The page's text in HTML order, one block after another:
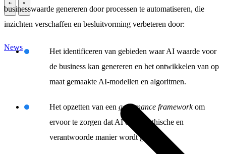
\ \
News
businesswaarde genereren door processen te automatiseren, die
inzichten verschaffen en besluitvorming verbeteren door:
Het identificeren van gebieden waar AI waarde voor
de business kan genereren en het ontwikkelen van op
maat gemaakte AI-modellen en algoritmen.
Het opzetten van een governance frameworkom
ervoor te zorgen dat AI op een ethische en
verantwoorde manier wordt gebruikt.